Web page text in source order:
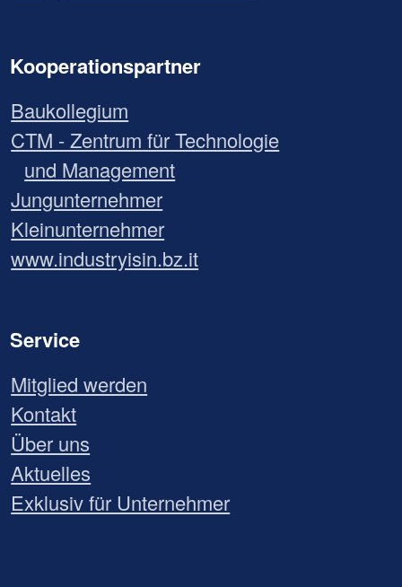
Kooperationspartner
Baukollegium
CTM - Zentrum für Technologie
und Management
Jungunternehmer
Kleinunternehmer
www.industryisin.bz.it
Service
Mitglied werden
Kontakt
Über uns
Aktuelles
Exklusiv für Unternehmer